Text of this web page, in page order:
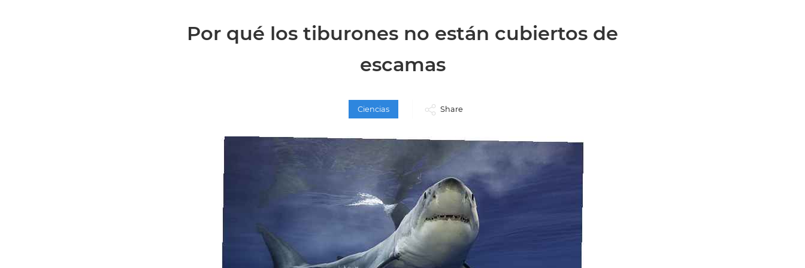
Por qué los tiburones no están cubiertos de
escamas
Ciencias Share